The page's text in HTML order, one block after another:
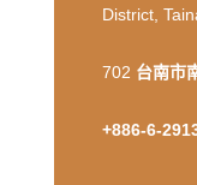
District,
702 台南市
+886-6-